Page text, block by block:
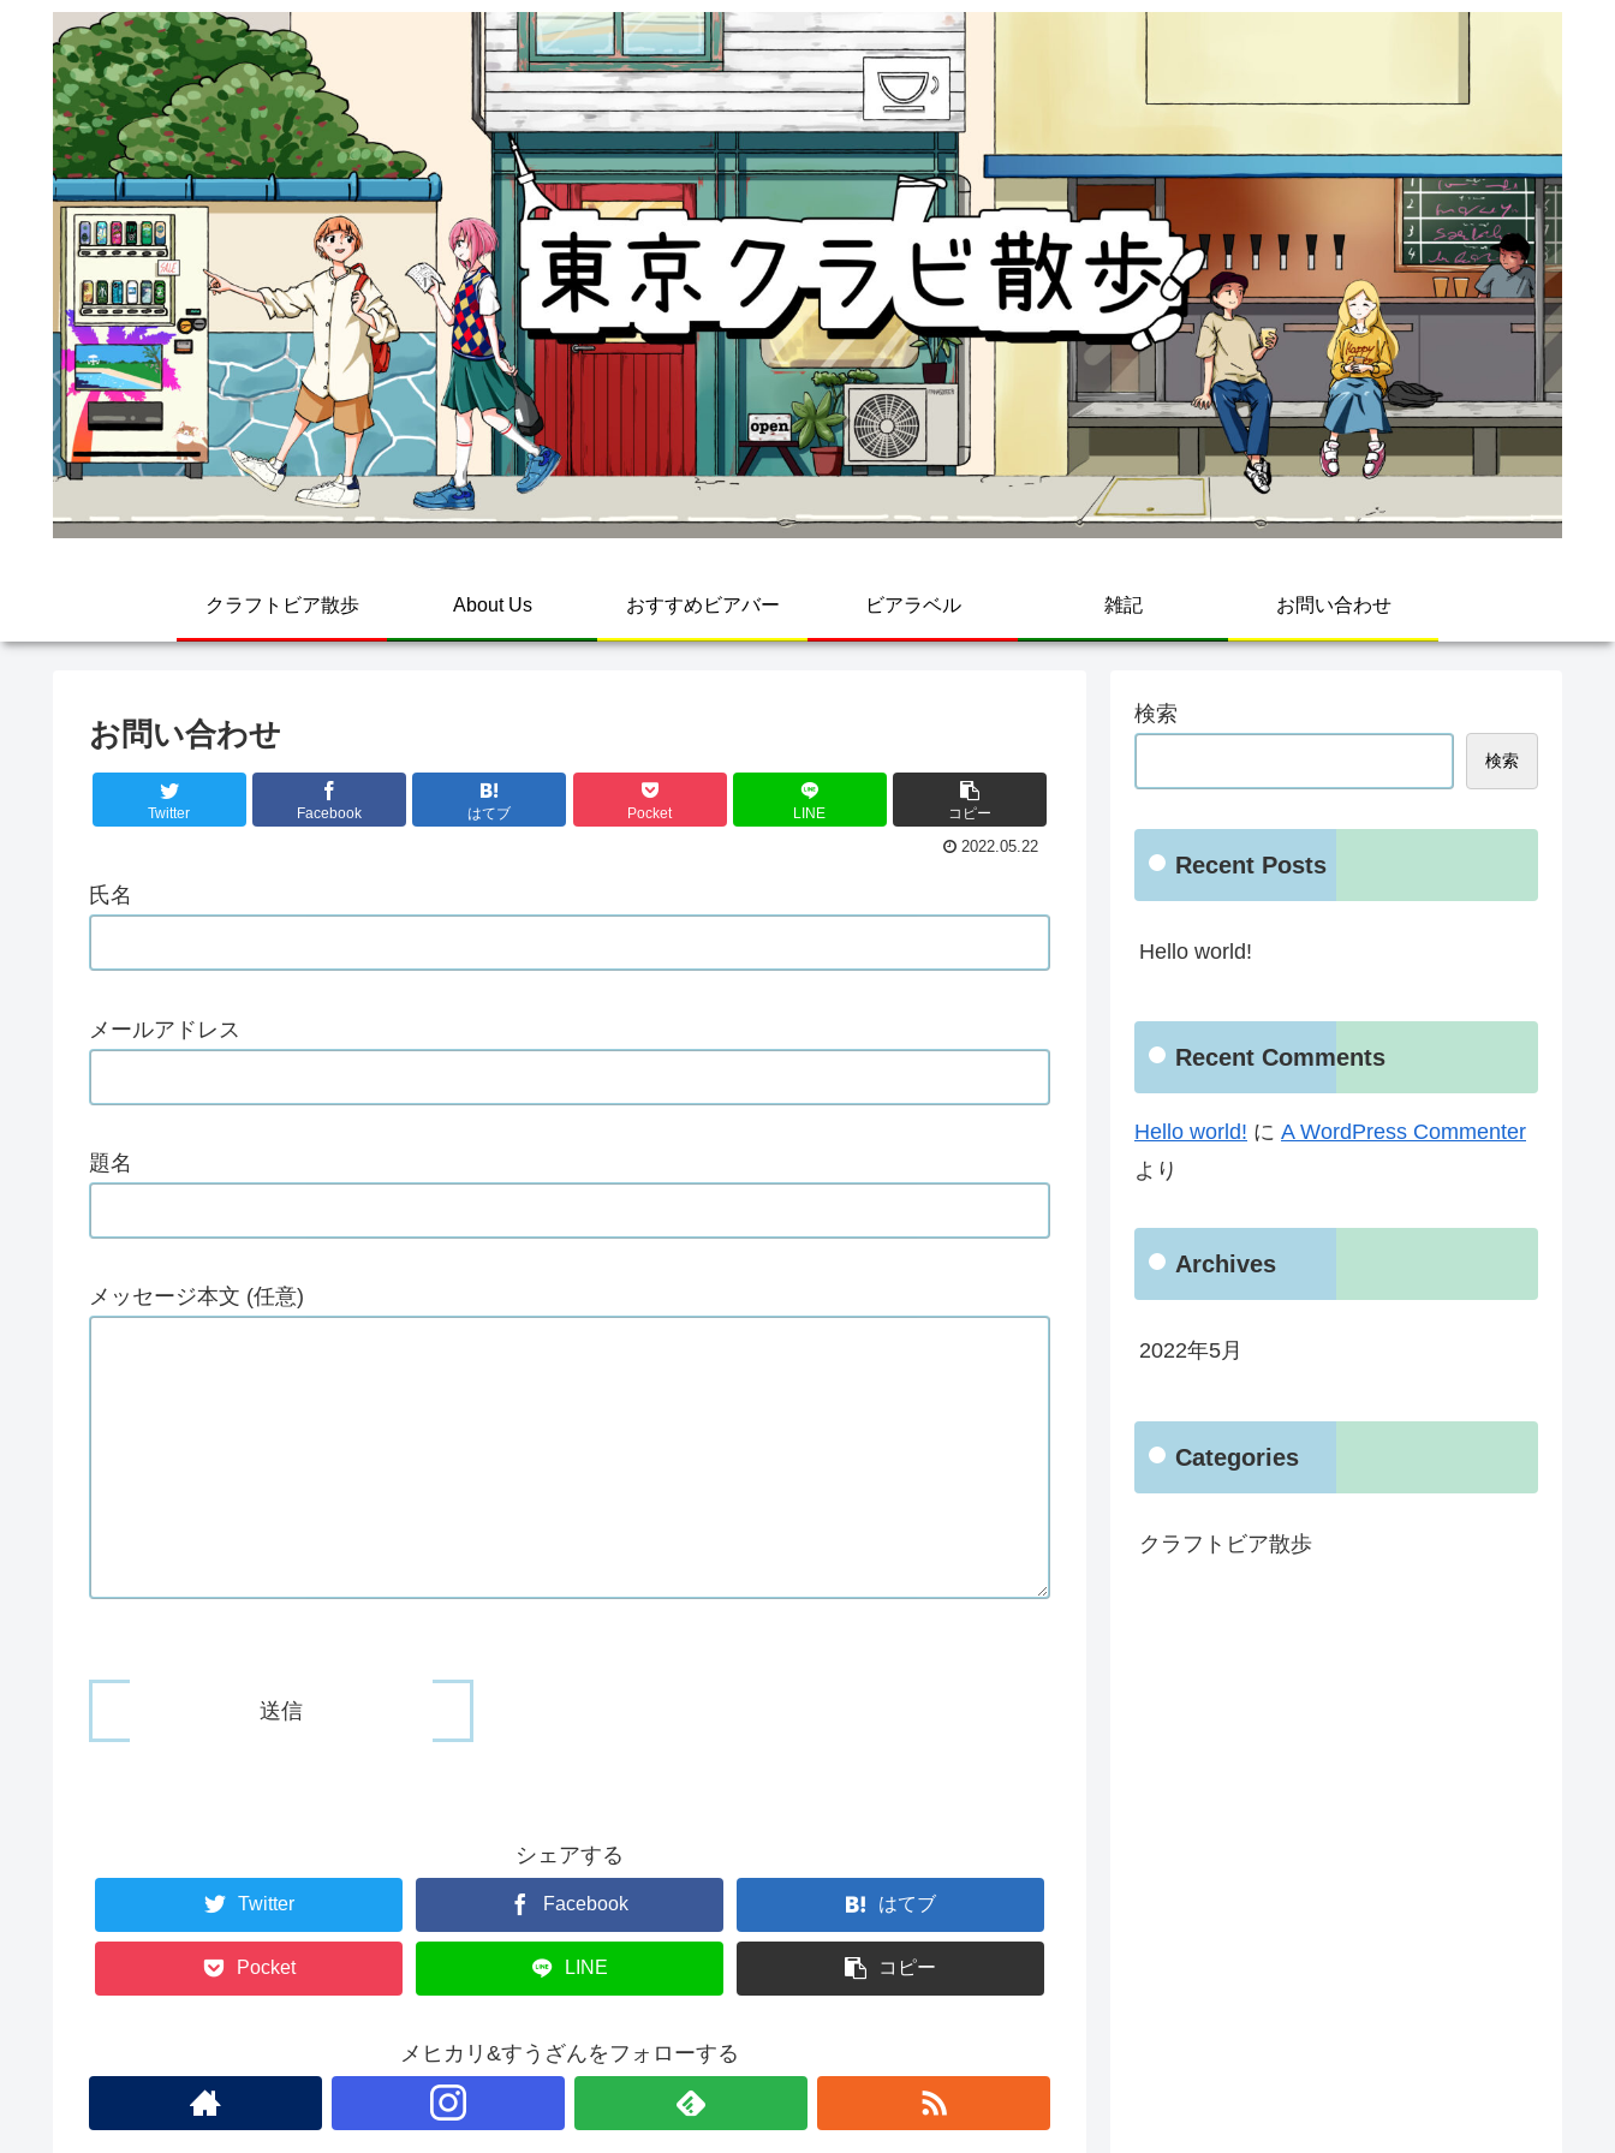
クラフトビア散歩 About Us おすすめビアバー ビアラベル 雑記 お問い合わせ
お問い合わせ
Twitter Facebook はてブ Pocket LINE コピー
2022.05.22
氏名
メールアドレス
題名
メッセージ本文 (任意)
シェアする
Twitter Facebook はてブ
Pocket LINE コピー
メヒカリ&すうざんをフォローする
検索
検索
Recent Posts
Hello world!
Recent Comments
Hello world! に A WordPress Commenter
より
Archives
2022年5月
Categories
クラフトビア散歩